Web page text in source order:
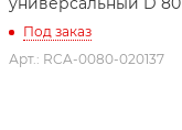
Под заказ
Арт.: RCA-0080-020137